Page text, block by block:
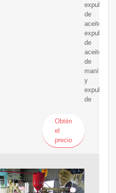
expulsoras
de
aceite,
expulsores
de
aceite
de
maní
y
expulsores
de
Obtén
el
precio